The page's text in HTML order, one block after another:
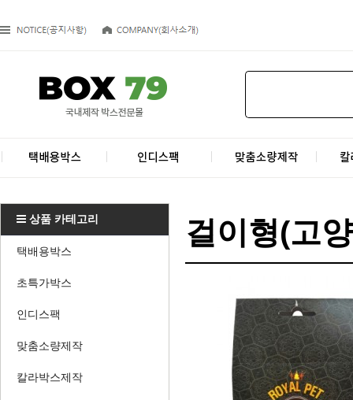
상품 카테고리
택배용박스
초특가박스
인디스팩
맞춤소량제작
칼라박스제작
걸이형(고